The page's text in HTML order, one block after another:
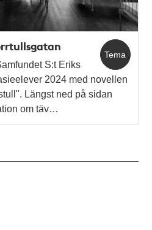
Tema
S:t Eriks
2024 med novellen
Längst ned på sidan
om täv…